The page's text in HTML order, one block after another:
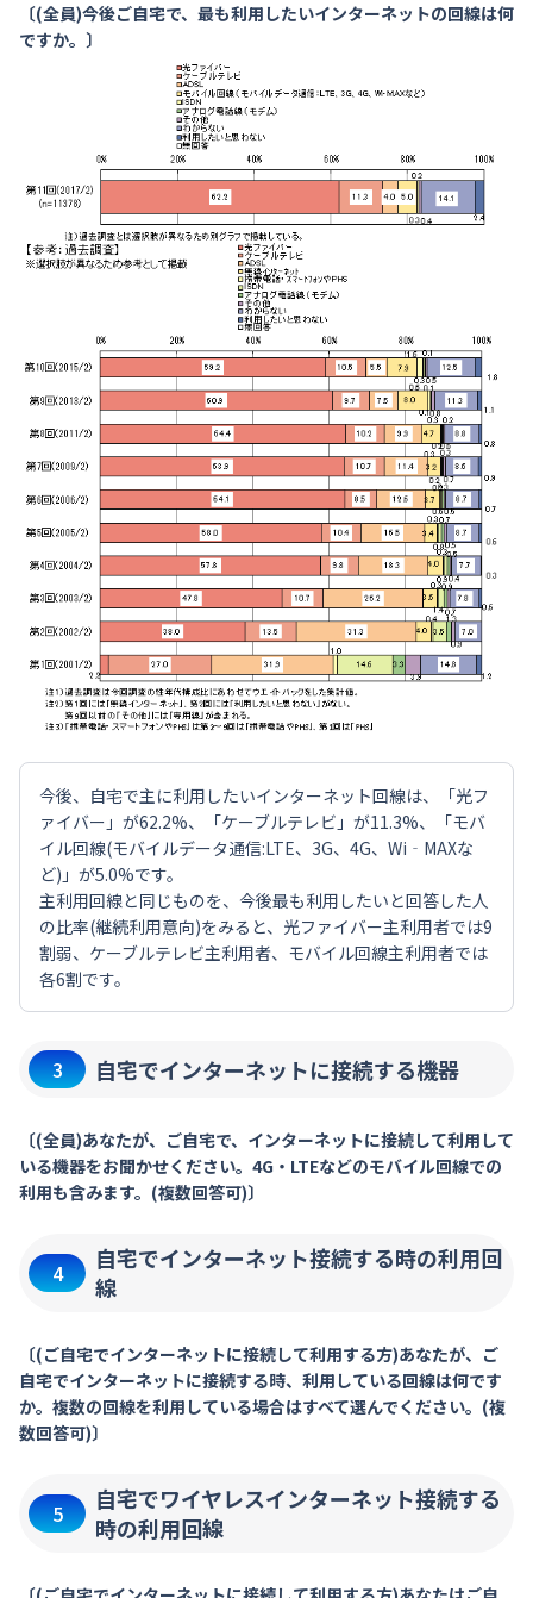
〔(全員)今後ご自宅で、最も利用したいインターネットの回線は何
ですか。〕
今後、自宅で主に利用したいインターネット回線は、「光フ
ァイバー」が62.2%、「ケーブルテレビ」が11.3%、「モバ
イル回線(モバイルデータ通信:LTE、3G、4G、Wi‐MAXな
ど)」が5.0%です。
主利用回線と同じものを、今後最も利用したいと回答した人
の比率(継続利用意向)をみると、光ファイバー主利用者では9
割弱、ケーブルテレビ主利用者、モバイル回線主利用者では
各6割です。
3 自宅でインターネットに接続する機器
〔(全員)あなたが、ご自宅で、インターネットに接続して利用して
いる機器をお聞かせください。4G・LTEなどのモバイル回線での
利用も含みます。(複数回答可)〕
4
自宅でインターネット接続する時の利用回
線
〔(ご自宅でインターネットに接続して利用する方)あなたが、ご
自宅でインターネットに接続する時、利用している回線は何です
か。複数の回線を利用している場合はすべて選んでください。(複
数回答可)〕
5
自宅でワイヤレスインターネット接続する
時の利用回線